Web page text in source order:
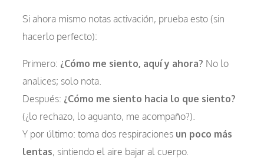
Si ahora mismo notas activación, prueba esto (sin
hacerlo perfecto):
Primero: ¿Cómo me siento, aquí y ahora? No lo
analices; solo nota.
Después: ¿Cómo me siento hacia lo que siento?
(¿lo rechazo, lo aguanto, me acompaño?).
Y por último: toma dos respiraciones un poco más
lentas, sintiendo el aire bajar al cuerpo.